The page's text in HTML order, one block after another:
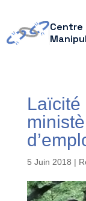
Centre
Laïcité
5 Juin 2018 |